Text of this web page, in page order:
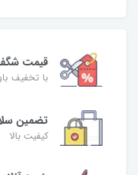
قیمت
با تخفیف
تضمین
کیفیت بالا